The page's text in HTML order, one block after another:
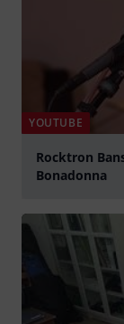
YOUTUBE
Rocktron
Bonadonna